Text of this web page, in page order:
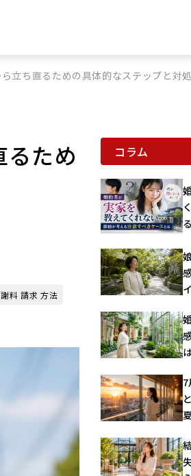
ら立ち直るための具体的なステップと対
るため
料 請求 方法
コラム
7